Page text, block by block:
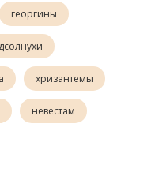
георгины
хризантемы
невестам